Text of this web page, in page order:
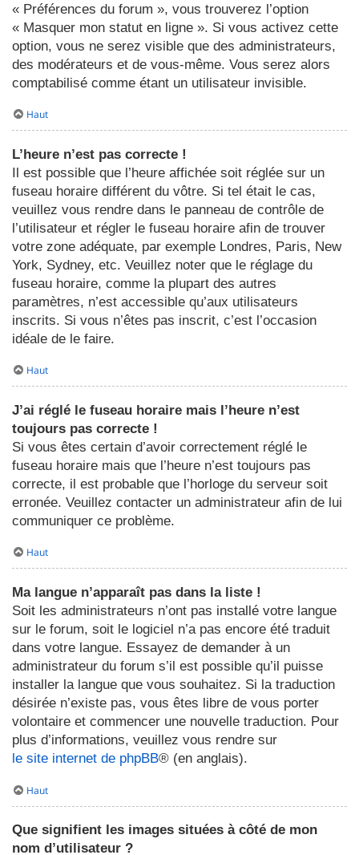
« Préférences du forum », vous trouverez l’option
« Masquer mon statut en ligne ». Si vous activez cette
option, vous ne serez visible que des administrateurs,
des modérateurs et de vous-même. Vous serez alors
comptabilisé comme étant un utilisateur invisible.
Haut
L’heure n’est pas correcte !
Il est possible que l’heure affichée soit réglée sur un
fuseau horaire différent du vôtre. Si tel était le cas,
veuillez vous rendre dans le panneau de contrôle de
l’utilisateur et régler le fuseau horaire afin de trouver
votre zone adéquate, par exemple Londres, Paris, New
York, Sydney, etc. Veuillez noter que le réglage du
fuseau horaire, comme la plupart des autres
paramètres, n’est accessible qu’aux utilisateurs
inscrits. Si vous n’êtes pas inscrit, c’est l’occasion
idéale de le faire.
Haut
J’ai réglé le fuseau horaire mais l’heure n’est
toujours pas correcte !
Si vous êtes certain d’avoir correctement réglé le
fuseau horaire mais que l’heure n’est toujours pas
correcte, il est probable que l’horloge du serveur soit
erronée. Veuillez contacter un administrateur afin de lui
communiquer ce problème.
Haut
Ma langue n’apparaît pas dans la liste !
Soit les administrateurs n’ont pas installé votre langue
sur le forum, soit le logiciel n’a pas encore été traduit
dans votre langue. Essayez de demander à un
administrateur du forum s’il est possible qu’il puisse
installer la langue que vous souhaitez. Si la traduction
désirée n’existe pas, vous êtes libre de vous porter
volontaire et commencer une nouvelle traduction. Pour
plus d’informations, veuillez vous rendre sur
le site internet de phpBB® (en anglais).
Haut
Que signifient les images situées à côté de mon
nom d’utilisateur ?